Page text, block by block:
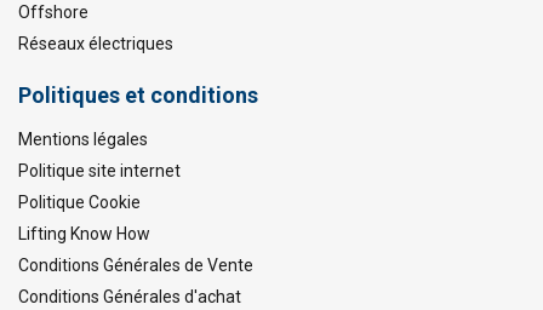
Offshore
Réseaux électriques
Politiques et conditions
Mentions légales
Politique site internet
Politique Cookie
Lifting Know How
Conditions Générales de Vente
Conditions Générales d'achat